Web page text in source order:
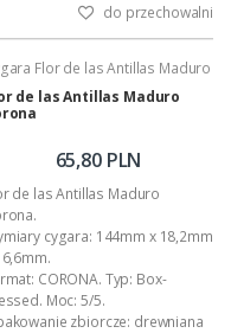
manufaktur
My Father Cigars.
wychodzące z tej rodzinnej
cieszą się powodzeniem
całym świecie otrzymując co
najwyższe noty wśród
do przechowalni
Flor de las Antillas Maduro
de las Antillas Maduro
65,80 PLN
de las Antillas Maduro
cygara: 144mm x 18,2mm
CORONA. Typ: Box-
Moc: 5/5.
zbiorcze: drewniana